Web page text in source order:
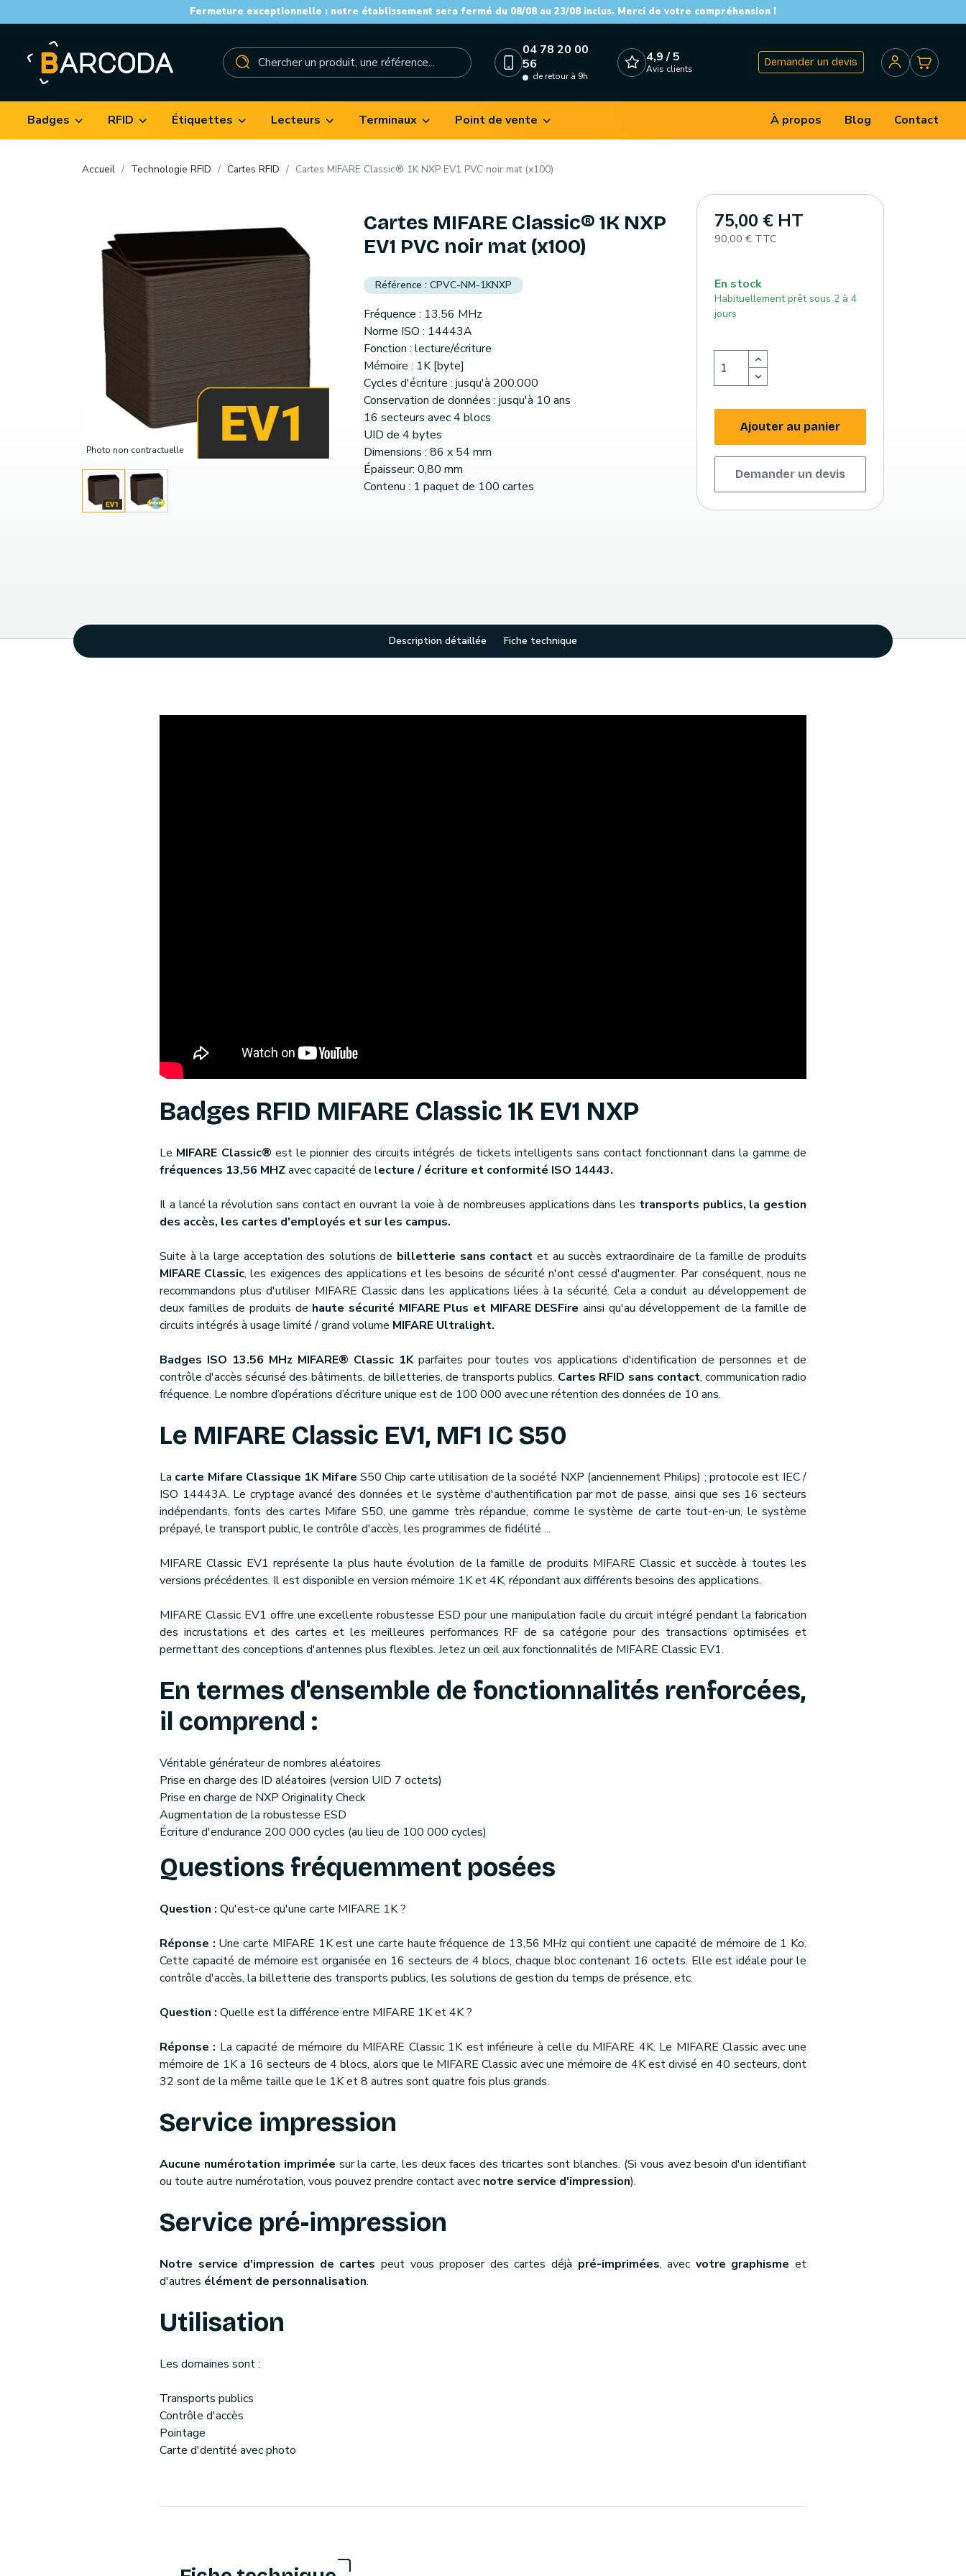
Fermeture exceptionnelle : notre établissement sera fermé du 08/08 au 23/08 inclus. Merci de votre compréhension !
04 78 20 00
56
de retour à 9h
4,9 / 5
Avis clients
Demander un devis
Badges RFID Étiquettes Lecteurs Terminaux Point de vente À propos Blog Contact
Accueil Technologie RFID Cartes RFID Cartes MIFARE Classic® 1K NXP EV1 PVC noir mat (x100)
Photo non contractuelle
Cartes MIFARE Classic® 1K NXP
EV1 PVC noir mat (x100)
CPVC-NM-1KNXP
Fréquence : 13.56 MHz
Norme ISO : 14443A
Fonction : lecture/écriture
Mémoire : 1K [byte]
Cycles d'écriture : jusqu'à 200.000
Conservation de données : jusqu'à 10 ans
16 secteurs avec 4 blocs
UID de 4 bytes
Dimensions : 86 x 54 mm
Épaisseur: 0,80 mm
Contenu : 1 paquet de 100 cartes
75,00 € HT
90,00 € TTC
En stock
Habituellement prêt sous 2 à 4
jours
Ajouter au panier
Demander un devis
Description détaillée Fiche technique
Badges RFID MIFARE Classic 1K EV1 NXP
Le MIFARE Classic® est le pionnier des circuits intégrés de tickets intelligents sans contact fonctionnant dans la gamme de
fréquences 13,56 MHZavec capacité de lecture / écriture et conformité ISO 14443.
Il a lancé la révolution sans contact en ouvrant la voie à de nombreuses applications dans les transports publics, la gestion
des accès, les cartes d'employés et sur les campus.
Suite à la large acceptation des solutions de billetterie sans contact et au succès extraordinaire de la famille de produits
MIFARE Classic, les exigences des applications et les besoins de sécurité n'ont cessé d'augmenter. Par conséquent, nous ne
recommandons plus d'utiliser MIFARE Classic dans les applications liées à la sécurité. Cela a conduit au développement de
deux familles de produits de haute sécurité MIFARE Plus et MIFARE DESFire ainsi qu'au développement de la famille de
circuits intégrés à usage limité / grand volume MIFARE Ultralight.
Badges ISO 13.56 MHz MIFARE® Classic 1Kparfaites pour toutes vos applications d'identification de personnes et de
contrôle d'accès sécurisé des bâtiments, de billetteries, de transports publics. Cartes RFID sans contact, communication radio
fréquence. Le nombre d’opérations d’écriture unique est de 100 000 avec une rétention des données de 10 ans.
Le MIFARE Classic EV1, MF1 IC S50
La carte Mifare Classique 1K Mifare S50 Chip carte utilisation de la société NXP (anciennement Philips) ; protocole est IEC /
ISO 14443A. Le cryptage avancé des données et le système d'authentification par mot de passe, ainsi que ses 16 secteurs
indépendants, fonts des cartes Mifare S50, une gamme très répandue, comme le système de carte tout-en-un, le système
prépayé, le transport public, le contrôle d'accès, les programmes de fidélité ...
MIFARE Classic EV1 représente la plus haute évolution de la famille de produits MIFARE Classic et succède à toutes les
versions précédentes. Il est disponible en version mémoire 1K et 4K, répondant aux différents besoins des applications.
MIFARE Classic EV1 offre une excellente robustesse ESD pour une manipulation facile du circuit intégré pendant la fabrication
des incrustations et des cartes et les meilleures performances RF de sa catégorie pour des transactions optimisées et
permettant des conceptions d'antennes plus flexibles. Jetez un œil aux fonctionnalités de MIFARE Classic EV1.
En termes d'ensemble de fonctionnalités renforcées,
il comprend :
Véritable générateur de nombres aléatoires
Prise en charge des ID aléatoires (version UID 7 octets)
Prise en charge de NXP Originality Check
Augmentation de la robustesse ESD
Écriture d'endurance 200 000 cycles (au lieu de 100 000 cycles)
Questions fréquemment posées
Question : Qu'est-ce qu'une carte MIFARE 1K ?
Réponse : Une carte MIFARE 1K est une carte haute fréquence de 13,56 MHz qui contient une capacité de mémoire de 1 Ko.
Cette capacité de mémoire est organisée en 16 secteurs de 4 blocs, chaque bloc contenant 16 octets. Elle est idéale pour le
contrôle d'accès, la billetterie des transports publics, les solutions de gestion du temps de présence, etc.
Question : Quelle est la différence entre MIFARE 1K et 4K ?
Réponse : La capacité de mémoire du MIFARE Classic 1K est inférieure à celle du MIFARE 4K. Le MIFARE Classic avec une
mémoire de 1K a 16 secteurs de 4 blocs, alors que le MIFARE Classic avec une mémoire de 4K est divisé en 40 secteurs, dont
32 sont de la même taille que le 1K et 8 autres sont quatre fois plus grands.
Service impression
Aucune numérotation imprimée sur la carte, les deux faces des tricartes sont blanches. (Si vous avez besoin d'un identifiant
ou toute autre numérotation, vous pouvez prendre contact avec notre service d'impression).
Service pré-impression
Notre service d'impression de cartes peut vous proposer des cartes déjà pré-imprimées, avec votre graphisme et
d'autres élément de personnalisation.
Utilisation
Les domaines sont :
Transports publics
Contrôle d'accès
Pointage
Carte d'dentité avec photo